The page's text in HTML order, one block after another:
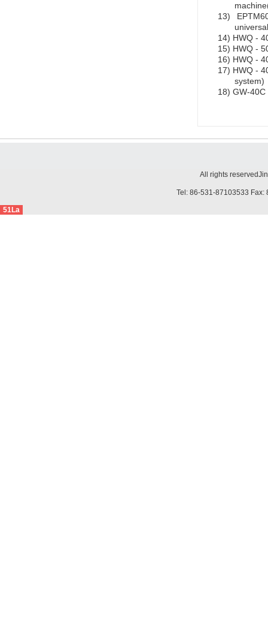
13)
14) HWQ -
15) HWQ -
16) HWQ -
17) HWQ -
system)
18) GW-
All rights reserved
Tel: 86-531-87103533
51La